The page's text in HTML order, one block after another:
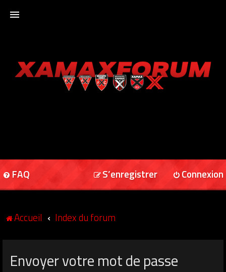
XAMAXFORUM
FAQ Connexion
S’enregistrer
Accueil Index du forum
Envoyer votre mot de passe